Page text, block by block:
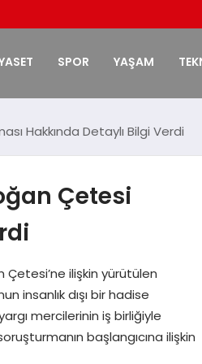
SPOR YAŞAM
Hakkında Detaylı Bilgi Verdi
Çetesi
Çetesi’ne ilişkin yürütülen
insanlık dışı bir hadise
mercilerinin iş birliğiyle
başlangıcına ilişkin